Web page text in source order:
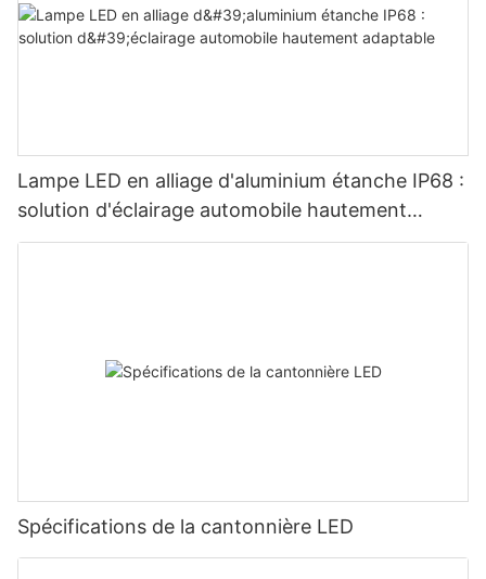
Lampe LED en alliage d'aluminium étanche IP68 :
solution d'éclairage automobile hautement
adaptable
Spécifications de la cantonnière LED